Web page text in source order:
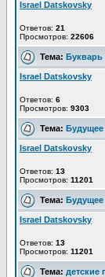
Israel Datskovsky
Ответов: 21
Просмотров: 22606
Тема: Букварь
Israel Datskovsky
Ответов: 6
Просмотров: 9303
Тема: Будущее
Israel Datskovsky
Ответов: 13
Просмотров: 11201
Тема: Будущее
Israel Datskovsky
Ответов: 13
Просмотров: 11201
Тема: детские